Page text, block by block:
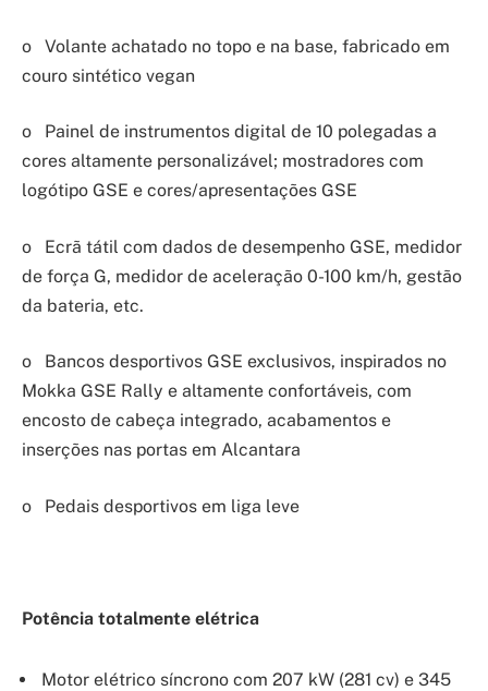
o Volante achatado no topo e na base, fabricado em
couro sintético vegan
o Painel de instrumentos digital de 10 polegadas a
cores altamente personalizável; mostradores com
logótipo GSE e cores/apresentações GSE
o Ecrã tátil com dados de desempenho GSE, medidor
de força G, medidor de aceleração 0-100 km/h, gestão
da bateria, etc.
o Bancos desportivos GSE exclusivos, inspirados no
Mokka GSE Rally e altamente confortáveis, com
encosto de cabeça integrado, acabamentos e
inserções nas portas em Alcantara
o Pedais desportivos em liga leve
Potência totalmente elétrica
Motor elétrico síncrono com 207 kW (281 cv) e 345